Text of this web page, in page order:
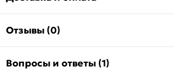
Отзывы (0)
Вопросы и ответы (1)